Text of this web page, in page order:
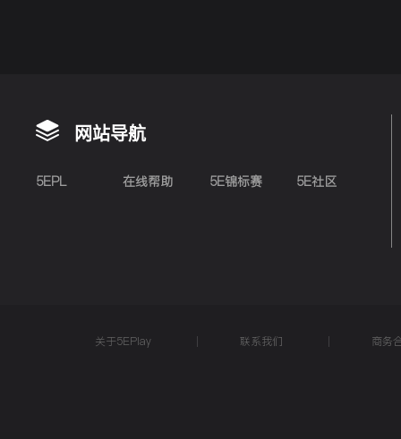
网站导航
5EPL 在线帮助 5E锦标赛 5E社区
关于5EPlay 联系我们 商务